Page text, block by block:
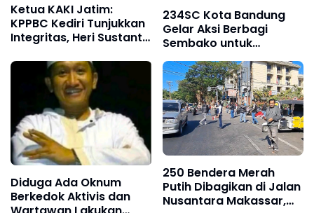
Ketua KAKI Jatim:
KPPBC Kediri Tunjukkan
Integritas, Heri Sustanto
Memimpin
234SC Kota Bandung
Gelar Aksi Berbagi
Sembako untuk
Ringankan Beban
Masyarakat
Diduga Ada Oknum
Berkedok Aktivis dan
250 Bendera Merah
Putih Dibagikan di Jalan
Nusantara Makassar,